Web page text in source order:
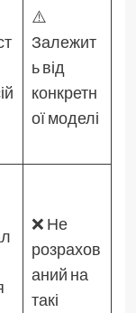
⚠️
Залежит
ь від
конкретн
ої моделі
❌ Не
розрахов
аний на
такі